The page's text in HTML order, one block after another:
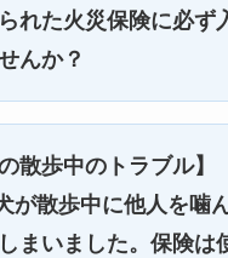
れた火災保険に必ず
んか？
散歩中のトラブル】
が散歩中に他人を噛
まいました。保険は